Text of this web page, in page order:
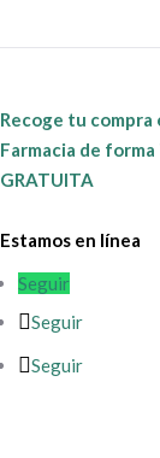
Recoge tu compra
Farmacia de
GRATUITA
Estamos en línea
Seguir
Seguir
Seguir